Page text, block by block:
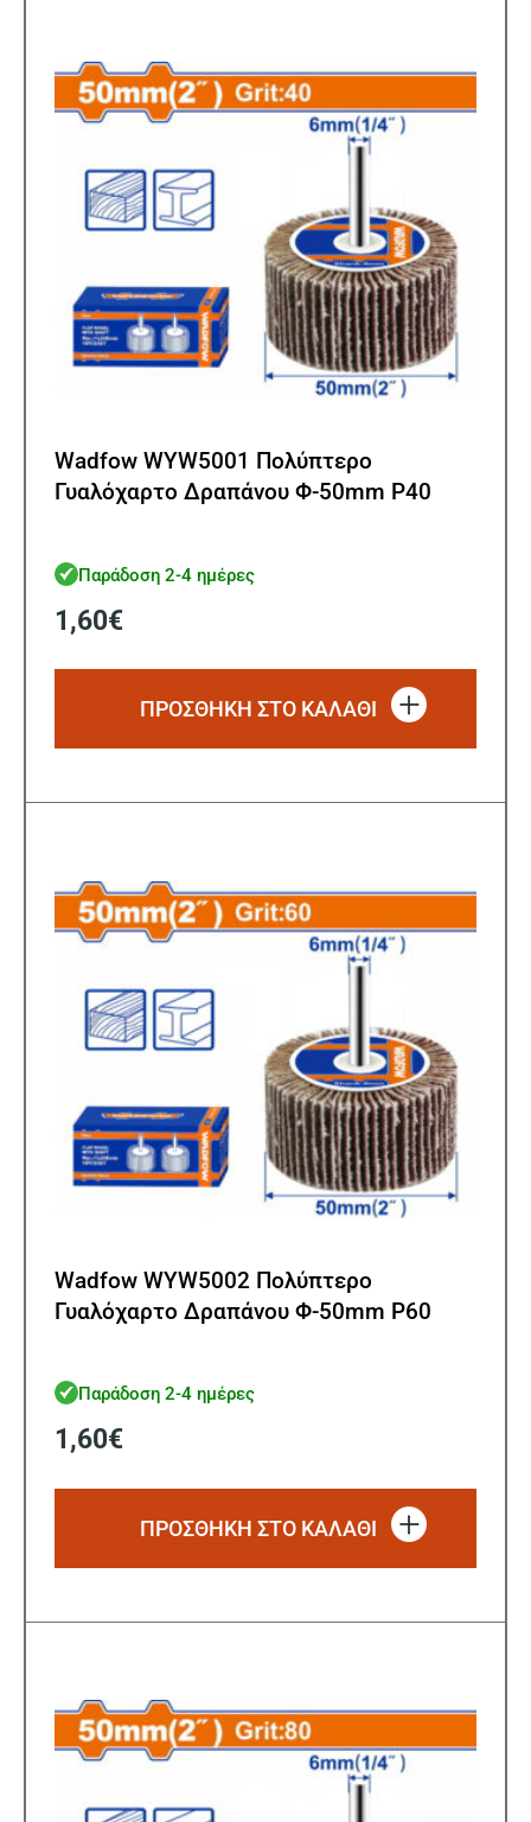
Wadfow WYW5001 Πολύπτερο
Γυαλόχαρτο Δραπάνου Φ-50mm Ρ40
Παράδοση 2-4 ημέρες
1,60€
ΠΡΟΣΘΗΚΗ ΣΤΟ ΚΑΛΑΘΙ
Wadfow WYW5002 Πολύπτερο
Γυαλόχαρτο Δραπάνου Φ-50mm Ρ60
Παράδοση 2-4 ημέρες
1,60€
ΠΡΟΣΘΗΚΗ ΣΤΟ ΚΑΛΑΘΙ